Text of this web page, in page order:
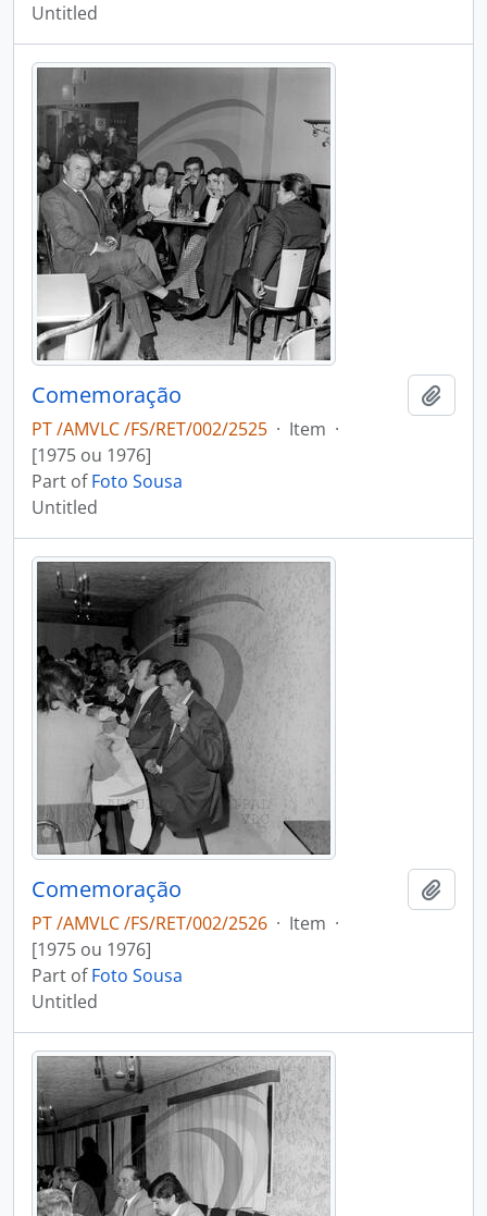
Untitled
Comemoração
PT /AMVLC /FS/RET/002/2525 · Item ·
[1975 ou 1976]
Part ofFoto Sousa
Untitled
Comemoração
PT /AMVLC /FS/RET/002/2526 · Item ·
[1975 ou 1976]
Part ofFoto Sousa
Untitled